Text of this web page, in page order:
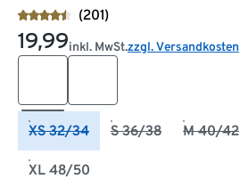
(201)
19,99inkl. MwSt.zzgl. Versandkosten
XS 32/34 S 36/38 M 40/42
XL 48/50